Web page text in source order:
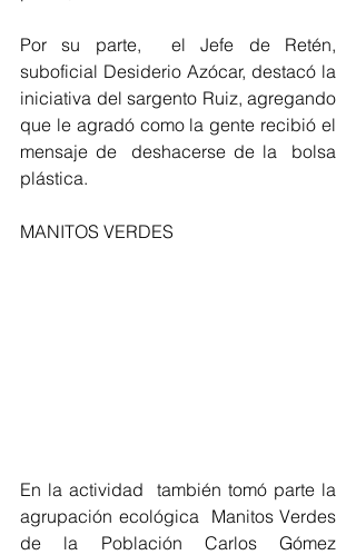
Por su parte,  el Jefe de Retén,
suboficial Desiderio Azócar, destacó la
iniciativa del sargento Ruiz, agregando
que le agradó como la gente recibió el
mensaje de  deshacerse de la  bolsa
plástica.
MANITOS VERDES
En la actividad  también tomó parte la
agrupación ecológica  Manitos Verdes
de la Población Carlos Gómez